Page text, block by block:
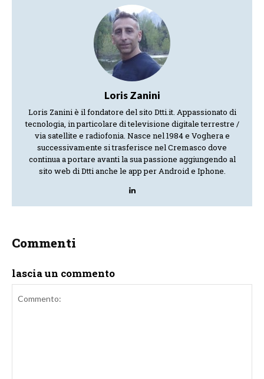
Loris Zanini
Loris Zanini è il fondatore del sito Dtti.it. Appassionato di
tecnologia, in particolare di televisione digitale terrestre /
via satellite e radiofonia. Nasce nel 1984 e Voghera e
successivamente si trasferisce nel Cremasco dove
continua a portare avanti la sua passione aggiungendo al
sito web di Dtti anche le app per Android e Iphone.
Commenti
lascia un commento